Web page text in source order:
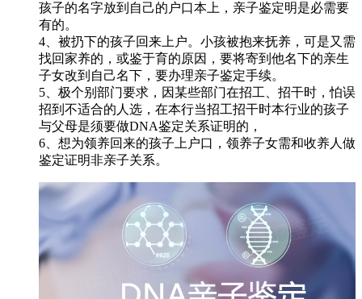
孩子的名字放到自己的户口本上，亲子鉴定明是必需要
有的。
4、被扔下的孩子回来上户。小孩被抱来抚养，可是又需
找回家养的，或鉴于育的原因，要将寄到他名下的亲生
子女改到自己名下，要办理亲子鉴定手续。
5、极个别部门要求，因某些部门在招工、招干时，怕误
招到不适合的人选，在本行当招工招干时本行业的孩子
与父母是须要做DNA鉴定关系证明的，
6、想为领养回来的孩子上户口，领养子女需和收养人做
鉴定证明非亲子关系。